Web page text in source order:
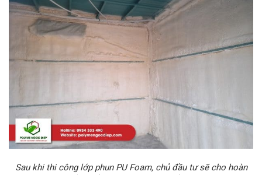
Sau khi thi công lớp phun PU Foam, chủ đầu tư sẽ cho hoàn